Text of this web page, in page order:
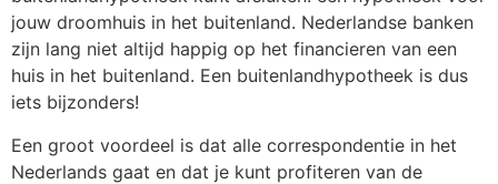
jouw droomhuis in het buitenland. Nederlandse banken
zijn lang niet altijd happig op het financieren van een
huis in het buitenland. Een buitenlandhypotheek is dus
iets bijzonders!
Een groot voordeel is dat alle correspondentie in het
Nederlands gaat en dat je kunt profiteren van de